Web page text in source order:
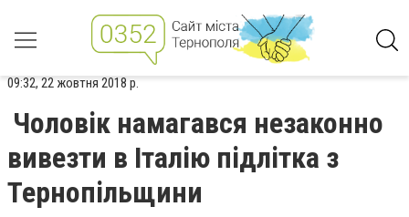
09:32, 22 жовтня 2018 р.
Чоловік намагався незаконно
вивезти в Італію підлітка з
Тернопільщини